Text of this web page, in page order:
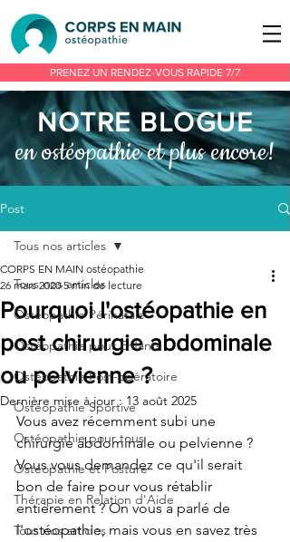
PRENEZ UN RENDEZ-VOUS RAPIDE 7/7
NOTRE BLOGUE
en ostéopathie et plus encore!
Post
Tous nos articles
Ostéopathie Périnatale
Ostéopathie pour Enfants
Ostéopathie Post-opératoire
Ostéopathie Sportive
Ostéopathie pour tous
Ostéopathie et Posture
Thérapie en Relation d'Aide
Tous nos articles
Tous nos articles
Pourquoi l'ostéopathie en
post chirurgie abdominale
ou pelvienne ?
CORPS EN MAIN ostéopathie
26 mars 2020 5 min de lecture
Dernière mise à jour : 13 août 2025
Vous avez récemment subi une
chirurgie abdominale ou pelvienne ?
Vous vous demandez ce qu'il serait
bon de faire pour vous rétablir
entièrement ? On vous a parlé de
l'ostéopathie, mais vous en savez très